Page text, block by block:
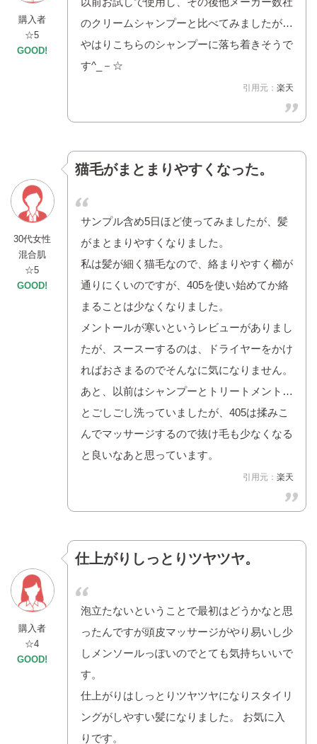
購入者
☆5
GOOD!
のクリームシャンプーと比べてみましたが…
やはりこちらのシャンプーに落ち着きそうで
す^_－☆
引用元： 楽天
30代女性
混合肌
☆5
GOOD!
猫毛がまとまりやすくなった。
サンプル含め5日ほど使ってみましたが、髪
がまとまりやすくなりました。
私は髪が細く猫毛なので、絡まりやすく櫛が
通りにくいのですが、405を使い始めてか絡
まることは少なくなりました。
メントールが寒いというレビューがありまし
たが、スースーするのは、ドライヤーをかけ
ればおさまるのでそんなに気になりません。
あと、以前はシャンプーとトリートメント…
とごしごし洗っていましたが、405は揉みこ
んでマッサージするので抜け毛も少なくなる
と良いなあと思っています。
引用元： 楽天
購入者
☆4
GOOD!
仕上がりしっとりツヤツヤ。
泡立たないということで最初はどうかなと思
ったんですが頭皮マッサージがやり易いし少
しメンソールっぽいのでとても気持ちいいで
す。
仕上がりはしっとりツヤツヤになりスタイリ
ングがしやすい髪になりました。 お気に入
りです。